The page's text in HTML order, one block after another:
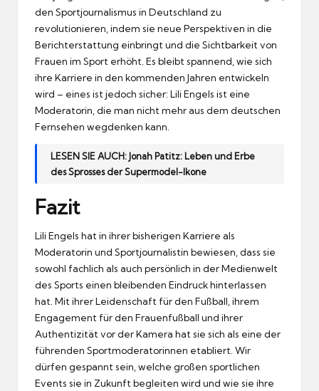
den Sportjournalismus in Deutschland zu
revolutionieren, indem sie neue Perspektiven in die
Berichterstattung einbringt und die Sichtbarkeit von
Frauen im Sport erhöht. Es bleibt spannend, wie sich
ihre Karriere in den kommenden Jahren entwickeln
wird – eines ist jedoch sicher: Lili Engels ist eine
Moderatorin, die man nicht mehr aus dem deutschen
Fernsehen wegdenken kann.
LESEN SIE AUCH: Jonah Patitz: Leben und Erbe
des Sprosses der Supermodel-Ikone
Fazit
Lili Engels hat in ihrer bisherigen Karriere als
Moderatorin und Sportjournalistin bewiesen, dass sie
sowohl fachlich als auch persönlich in der Medienwelt
des Sports einen bleibenden Eindruck hinterlassen
hat. Mit ihrer Leidenschaft für den Fußball, ihrem
Engagement für den Frauenfußball und ihrer
Authentizität vor der Kamera hat sie sich als eine der
führenden Sportmoderatorinnen etabliert. Wir
dürfen gespannt sein, welche großen sportlichen
Events sie in Zukunft begleiten wird und wie sie ihre